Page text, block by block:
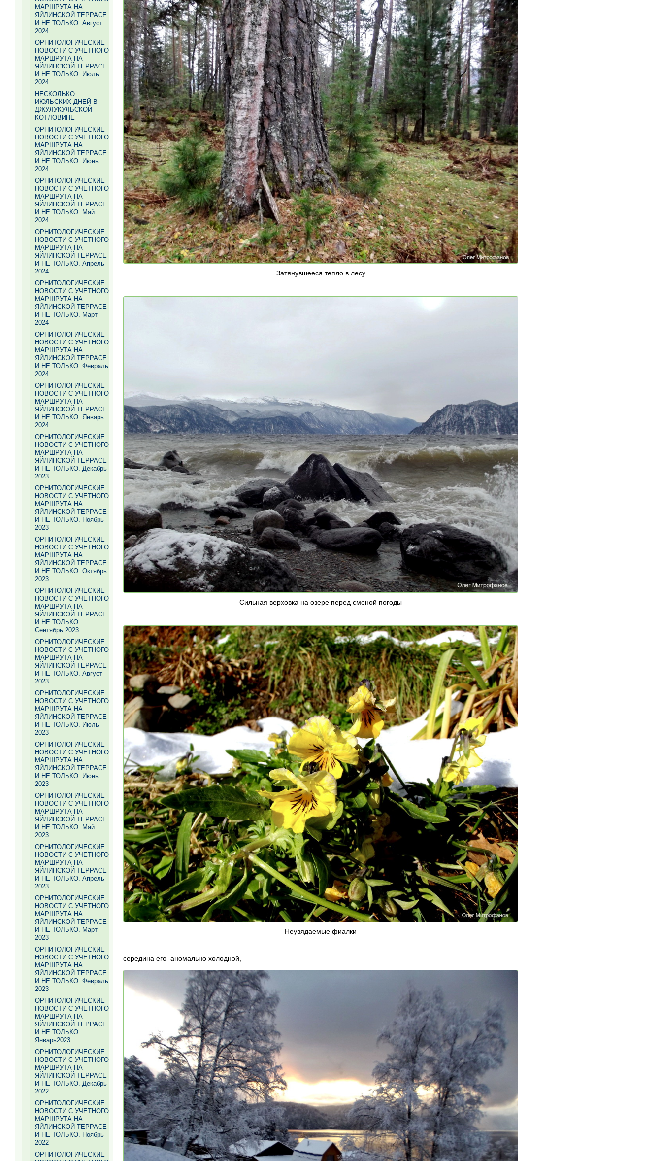
Затянувшееся тепло в лесу
Сильная верховка на озере перед сменой погоды
Неувядаемые фиалки
середина его аномально холодной,
МАРШРУТА НА
ЯЙЛИНСКОЙ ТЕРРАСЕ
И НЕ ТОЛЬКО. Август
2024
ОРНИТОЛОГИЧЕСКИЕ
НОВОСТИ С УЧЕТНОГО
МАРШРУТА НА
ЯЙЛИНСКОЙ ТЕРРАСЕ
И НЕ ТОЛЬКО. Июль
2024
НЕСКОЛЬКО
ИЮЛЬСКИХ ДНЕЙ В
ДЖУЛУКУЛЬСКОЙ
КОТЛОВИНЕ
ОРНИТОЛОГИЧЕСКИЕ
НОВОСТИ С УЧЕТНОГО
МАРШРУТА НА
ЯЙЛИНСКОЙ ТЕРРАСЕ
И НЕ ТОЛЬКО. Июнь
2024
ОРНИТОЛОГИЧЕСКИЕ
НОВОСТИ С УЧЕТНОГО
МАРШРУТА НА
ЯЙЛИНСКОЙ ТЕРРАСЕ
И НЕ ТОЛЬКО. Май
2024
ОРНИТОЛОГИЧЕСКИЕ
НОВОСТИ С УЧЕТНОГО
МАРШРУТА НА
ЯЙЛИНСКОЙ ТЕРРАСЕ
И НЕ ТОЛЬКО. Апрель
2024
ОРНИТОЛОГИЧЕСКИЕ
НОВОСТИ С УЧЕТНОГО
МАРШРУТА НА
ЯЙЛИНСКОЙ ТЕРРАСЕ
И НЕ ТОЛЬКО. Март
2024
ОРНИТОЛОГИЧЕСКИЕ
НОВОСТИ С УЧЕТНОГО
МАРШРУТА НА
ЯЙЛИНСКОЙ ТЕРРАСЕ
И НЕ ТОЛЬКО. Февраль
2024
ОРНИТОЛОГИЧЕСКИЕ
НОВОСТИ С УЧЕТНОГО
МАРШРУТА НА
ЯЙЛИНСКОЙ ТЕРРАСЕ
И НЕ ТОЛЬКО. Январь
2024
ОРНИТОЛОГИЧЕСКИЕ
НОВОСТИ С УЧЕТНОГО
МАРШРУТА НА
ЯЙЛИНСКОЙ ТЕРРАСЕ
И НЕ ТОЛЬКО. Декабрь
2023
ОРНИТОЛОГИЧЕСКИЕ
НОВОСТИ С УЧЕТНОГО
МАРШРУТА НА
ЯЙЛИНСКОЙ ТЕРРАСЕ
И НЕ ТОЛЬКО. Ноябрь
2023
ОРНИТОЛОГИЧЕСКИЕ
НОВОСТИ С УЧЕТНОГО
МАРШРУТА НА
ЯЙЛИНСКОЙ ТЕРРАСЕ
И НЕ ТОЛЬКО. Октябрь
2023
ОРНИТОЛОГИЧЕСКИЕ
НОВОСТИ С УЧЕТНОГО
МАРШРУТА НА
ЯЙЛИНСКОЙ ТЕРРАСЕ
И НЕ ТОЛЬКО.
Сентябрь 2023
ОРНИТОЛОГИЧЕСКИЕ
НОВОСТИ С УЧЕТНОГО
МАРШРУТА НА
ЯЙЛИНСКОЙ ТЕРРАСЕ
И НЕ ТОЛЬКО. Август
2023
ОРНИТОЛОГИЧЕСКИЕ
НОВОСТИ С УЧЕТНОГО
МАРШРУТА НА
ЯЙЛИНСКОЙ ТЕРРАСЕ
И НЕ ТОЛЬКО. Июль
2023
ОРНИТОЛОГИЧЕСКИЕ
НОВОСТИ С УЧЕТНОГО
МАРШРУТА НА
ЯЙЛИНСКОЙ ТЕРРАСЕ
И НЕ ТОЛЬКО. Июнь
2023
ОРНИТОЛОГИЧЕСКИЕ
НОВОСТИ С УЧЕТНОГО
МАРШРУТА НА
ЯЙЛИНСКОЙ ТЕРРАСЕ
И НЕ ТОЛЬКО. Май
2023
ОРНИТОЛОГИЧЕСКИЕ
НОВОСТИ С УЧЕТНОГО
МАРШРУТА НА
ЯЙЛИНСКОЙ ТЕРРАСЕ
И НЕ ТОЛЬКО. Апрель
2023
ОРНИТОЛОГИЧЕСКИЕ
НОВОСТИ С УЧЕТНОГО
МАРШРУТА НА
ЯЙЛИНСКОЙ ТЕРРАСЕ
И НЕ ТОЛЬКО. Март
2023
ОРНИТОЛОГИЧЕСКИЕ
НОВОСТИ С УЧЕТНОГО
МАРШРУТА НА
ЯЙЛИНСКОЙ ТЕРРАСЕ
И НЕ ТОЛЬКО. Февраль
2023
ОРНИТОЛОГИЧЕСКИЕ
НОВОСТИ С УЧЕТНОГО
МАРШРУТА НА
ЯЙЛИНСКОЙ ТЕРРАСЕ
И НЕ ТОЛЬКО.
Январь2023
ОРНИТОЛОГИЧЕСКИЕ
НОВОСТИ С УЧЕТНОГО
МАРШРУТА НА
ЯЙЛИНСКОЙ ТЕРРАСЕ
И НЕ ТОЛЬКО. Декабрь
2022
ОРНИТОЛОГИЧЕСКИЕ
НОВОСТИ С УЧЕТНОГО
МАРШРУТА НА
ЯЙЛИНСКОЙ ТЕРРАСЕ
И НЕ ТОЛЬКО. Ноябрь
2022
ОРНИТОЛОГИЧЕСКИЕ